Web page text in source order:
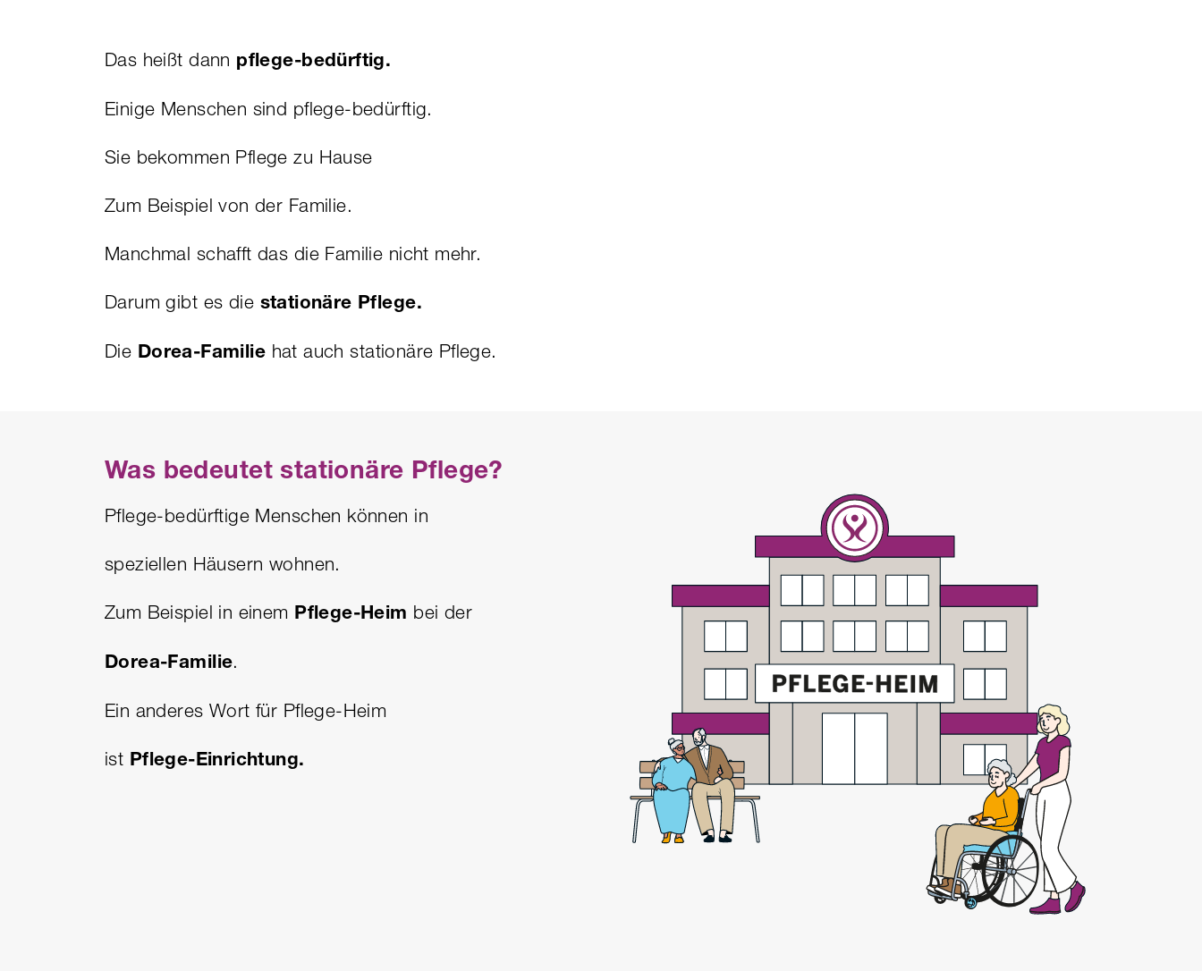
Das heißt dann pflege-bedürftig.
Einige Menschen sind pflege-bedürftig.
Sie bekommen Pflege zu Hause
Zum Beispiel von der Familie.
Manchmal schafft das die Familie nicht mehr.
Darum gibt es die stationäre Pflege.
Die Dorea-Familie hat auch stationäre Pflege.
Was bedeutet stationäre Pflege?
Pflege-bedürftige Menschen können in
speziellen Häusern wohnen.
Zum Beispiel in einem Pflege-Heim bei der
Dorea-Familie.
Ein anderes Wort für Pflege-Heim
ist Pflege-Einrichtung.